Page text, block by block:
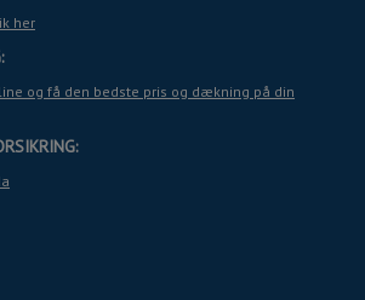
her
og få den bedste pris og dækning på din